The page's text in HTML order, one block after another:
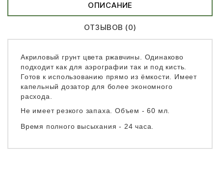
ОПИСАНИЕ
ОТЗЫВОВ (0)
Акриловый грунт цвета ржавчины. Одинаково
подходит как для аэрографии так и под кисть.
Готов к использованию прямо из ёмкости. Имеет
капельный дозатор для более экономного
расхода.
Не имеет резкого запаха. Объем - 60 мл.
Время полного высыхания - 24 часа.